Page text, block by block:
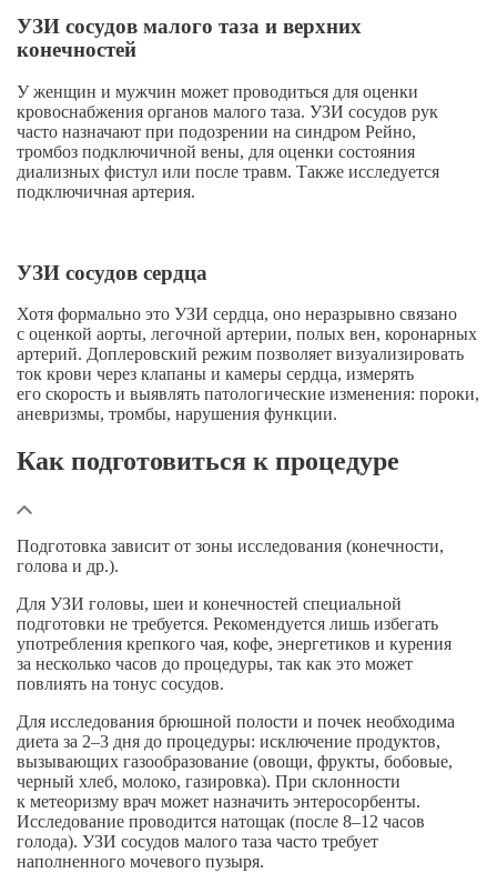
УЗИ сосудов малого таза и верхних
конечностей
У женщин и мужчин может проводиться для оценки
кровоснабжения органов малого таза. УЗИ сосудов рук
часто назначают при подозрении на синдром Рейно,
тромбоз подключичной вены, для оценки состояния
диализных фистул или после травм. Также исследуется
подключичная артерия.
УЗИ сосудов сердца
Хотя формально это УЗИ сердца, оно неразрывно связано
с оценкой аорты, легочной артерии, полых вен, коронарных
артерий. Доплеровский режим позволяет визуализировать
ток крови через клапаны и камеры сердца, измерять
его скорость и выявлять патологические изменения: пороки,
аневризмы, тромбы, нарушения функции.
Как подготовиться к процедуре
Подготовка зависит от зоны исследования (конечности,
голова и др.).
Для УЗИ головы, шеи и конечностей специальной
подготовки не требуется. Рекомендуется лишь избегать
употребления крепкого чая, кофе, энергетиков и курения
за несколько часов до процедуры, так как это может
повлиять на тонус сосудов.
Для исследования брюшной полости и почек необходима
диета за 2–3 дня до процедуры: исключение продуктов,
вызывающих газообразование (овощи, фрукты, бобовые,
черный хлеб, молоко, газировка). При склонности
к метеоризму врач может назначить энтеросорбенты.
Исследование проводится натощак (после 8–12 часов
голода). УЗИ сосудов малого таза часто требует
наполненного мочевого пузыря.